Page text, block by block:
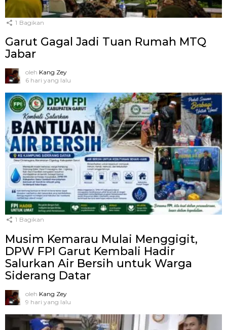
1 Bagikan
Garut Gagal Jadi Tuan Rumah MTQ
Jabar
oleh Kang Zey
6 hari yang lalu
1 Bagikan
Musim Kemarau Mulai Menggigit,
DPW FPI Garut Kembali Hadir
Salurkan Air Bersih untuk Warga
Siderang Datar
oleh Kang Zey
9 hari yang lalu